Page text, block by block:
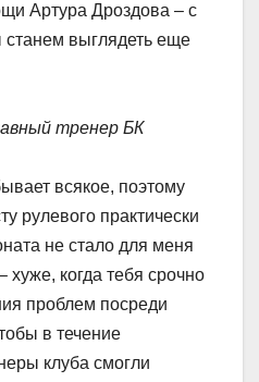
Артура Дроздова – с
выглядеть еще
тренер БК
всякое, поэтому
рулевого практически
не стало для меня
когда тебя срочно
проблем посреди
в течение
клуба смогли